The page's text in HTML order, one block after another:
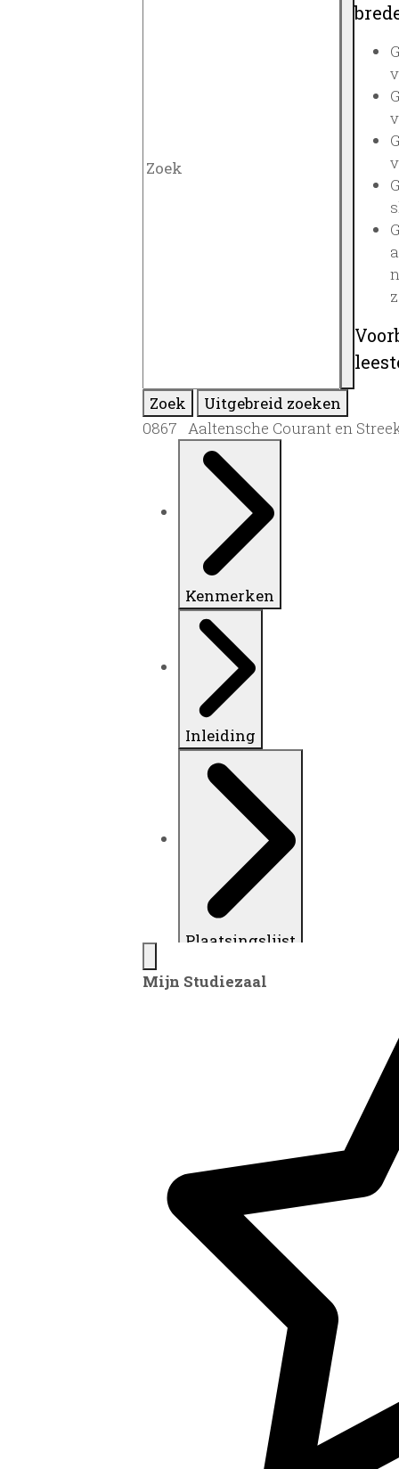
Zoek
Uitgebreid zoeken
0867 Aaltensche Courant en
Kenmerken
Inleiding
Plaatsingslijst
Mijn Studiezaal